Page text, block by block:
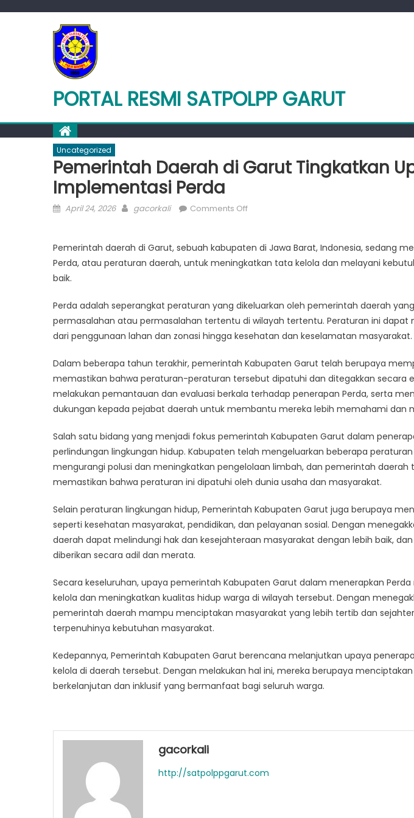
PORTAL RESMI SATPOLPP GARUT
Uncategorized
Pemerintah Daerah di Garut Tingkatkan
Implementasi Perda
Posted
April 24, 2026 Author
gacorkali Comments Offon
di
Garut
Implementasi
Perda
Pemerintah daerah di Garut, sebuah kabupaten di Jawa Barat, Indonesia, sedang
Perda, atau peraturan daerah, untuk meningkatkan tata kelola dan melayani
baik.
Perda adalah seperangkat peraturan yang dikeluarkan oleh pemerintah daerah
permasalahan atau permasalahan tertentu di wilayah tertentu. Peraturan ini dapat
dari penggunaan lahan dan zonasi hingga kesehatan dan keselamatan masyarakat.
Dalam beberapa tahun terakhir, pemerintah Kabupaten Garut telah berupaya
memastikan bahwa peraturan-peraturan tersebut dipatuhi dan ditegakkan secara
melakukan pemantauan dan evaluasi berkala terhadap penerapan Perda, serta
dukungan kepada pejabat daerah untuk membantu mereka lebih memahami dan
Salah satu bidang yang menjadi fokus pemerintah Kabupaten Garut dalam
perlindungan lingkungan hidup. Kabupaten telah mengeluarkan beberapa
mengurangi polusi dan meningkatkan pengelolaan limbah, dan pemerintah daerah
memastikan bahwa peraturan ini dipatuhi oleh dunia usaha dan masyarakat.
Selain peraturan lingkungan hidup, Pemerintah Kabupaten Garut juga berupaya
seperti kesehatan masyarakat, pendidikan, dan pelayanan sosial. Dengan
daerah dapat melindungi hak dan kesejahteraan masyarakat dengan lebih baik,
diberikan secara adil dan merata.
Secara keseluruhan, upaya pemerintah Kabupaten Garut dalam menerapkan
kelola dan meningkatkan kualitas hidup warga di wilayah tersebut. Dengan
pemerintah daerah mampu menciptakan masyarakat yang lebih tertib dan
terpenuhinya kebutuhan masyarakat.
Kedepannya, Pemerintah Kabupaten Garut berencana melanjutkan upaya
kelola di daerah tersebut. Dengan melakukan hal ini, mereka berupaya
berkelanjutan dan inklusif yang bermanfaat bagi seluruh warga.
gacorkali
http://satpolppgarut.com